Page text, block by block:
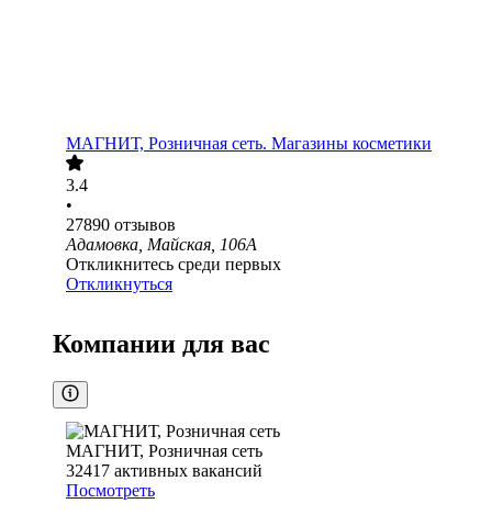
МАГНИТ, Розничная сеть. Магазины косметики
3.4
•
27890 отзывов
Адамовка, Майская, 106А
Откликнитесь среди первых
Откликнуться
Компании для вас
МАГНИТ, Розничная сеть
32417 активных вакансий
Посмотреть